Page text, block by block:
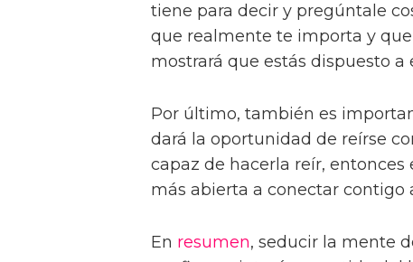
tiene para decir y pregúntale
que realmente te importa y
mostrará que estás dispuesto
Por último, también es
dará la oportunidad de reírse
capaz de hacerla reír,
más abierta a conectar contigo
En resumen, seducir la mente